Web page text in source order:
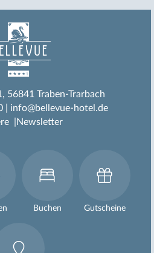
56841 Traben-Trarbach
info@bellevue-hotel.de
Newsletter
Buchen Gutscheine